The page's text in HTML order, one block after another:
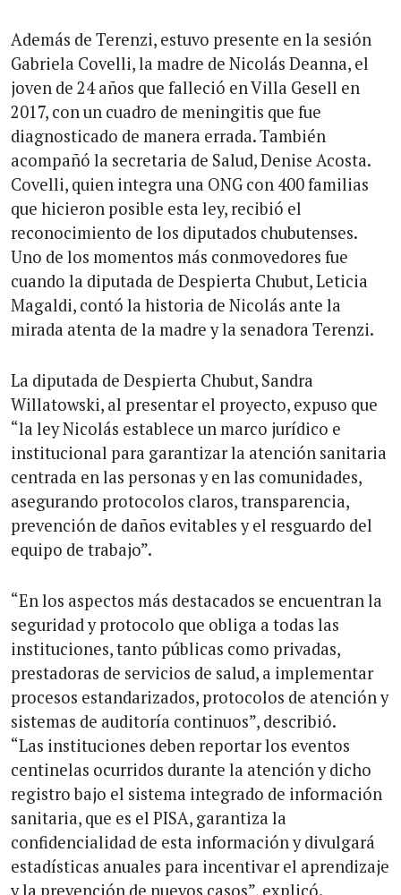
Además de Terenzi, estuvo presente en la sesión
Gabriela Covelli, la madre de Nicolás Deanna, el
joven de 24 años que falleció en Villa Gesell en
2017, con un cuadro de meningitis que fue
diagnosticado de manera errada. También
acompañó la secretaria de Salud, Denise Acosta.
Covelli, quien integra una ONG con 400 familias
que hicieron posible esta ley, recibió el
reconocimiento de los diputados chubutenses.
Uno de los momentos más conmovedores fue
cuando la diputada de Despierta Chubut, Leticia
Magaldi, contó la historia de Nicolás ante la
mirada atenta de la madre y la senadora Terenzi.
La diputada de Despierta Chubut, Sandra
Willatowski, al presentar el proyecto, expuso que
“la ley Nicolás establece un marco jurídico e
institucional para garantizar la atención sanitaria
centrada en las personas y en las comunidades,
asegurando protocolos claros, transparencia,
prevención de daños evitables y el resguardo del
equipo de trabajo”.
“En los aspectos más destacados se encuentran la
seguridad y protocolo que obliga a todas las
instituciones, tanto públicas como privadas,
prestadoras de servicios de salud, a implementar
procesos estandarizados, protocolos de atención y
sistemas de auditoría continuos”, describió.
“Las instituciones deben reportar los eventos
centinelas ocurridos durante la atención y dicho
registro bajo el sistema integrado de información
sanitaria, que es el PISA, garantiza la
confidencialidad de esta información y divulgará
estadísticas anuales para incentivar el aprendizaje
y la prevención de nuevos casos”, explicó.